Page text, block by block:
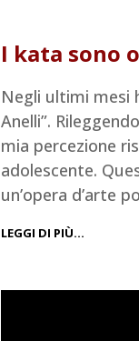
I kata sono
Negli ultimi mesi
Anelli”.
mia percezione
adolescente.
un’opera d’arte
LEGGI DI PIÙ…